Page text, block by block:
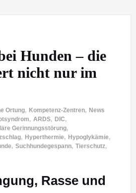
Hunden – die
nicht nur im
Ortung, Kompetenz-Zentren, News
, ARDS, DIC,
Gerinnungsstörung,
, Hyperthermie, Hypoglykämie,
, Suchhundegespann, Tierschutz,
Rasse und